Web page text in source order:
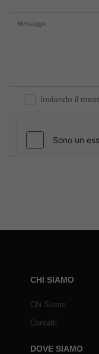
Inviando il
CHI SIAMO
Chi Siamo
Contatti
DOVE SIAMO